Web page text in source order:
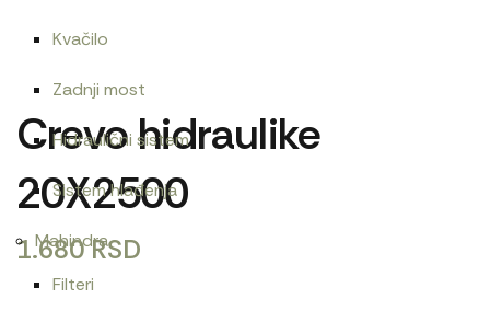
Kvačilo
Zadnji most
Hidraulični sistem
Sistem hlađenja
Mahindra
Filteri
Crevo hidraulike
20X2500
1.680RSD